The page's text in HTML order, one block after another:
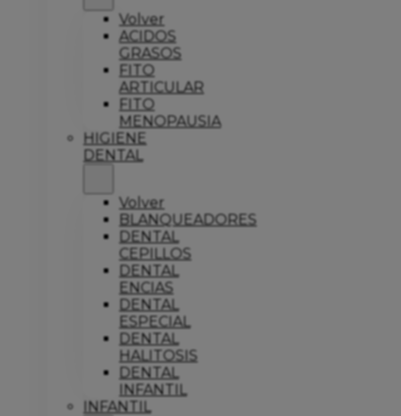
Volver
ACIDOS
GRASOS
FITO
ARTICULAR
FITO
MENOPAUSIA
HIGIENE
DENTAL
Volver
BLANQUEADORES
DENTAL
CEPILLOS
DENTAL
ENCIAS
DENTAL
ESPECIAL
DENTAL
HALITOSIS
DENTAL
INFANTIL
INFANTIL